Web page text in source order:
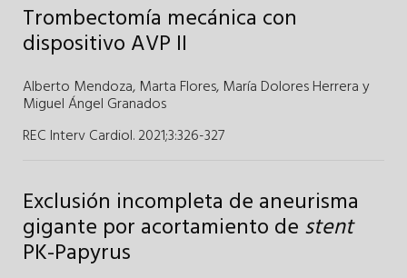
Trombectomía mecánica con
dispositivo AVP II
Alberto Mendoza, Marta Flores, María Dolores Herreray
Miguel Ángel Granados
REC Interv Cardiol. 2021;3:326-327
Exclusión incompleta de aneurisma
gigante por acortamiento de stent
PK-Papyrus